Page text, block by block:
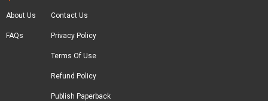
About Us
FAQs
Contact Us
Privacy Policy
Terms Of Use
Refund Policy
Publish Paperback